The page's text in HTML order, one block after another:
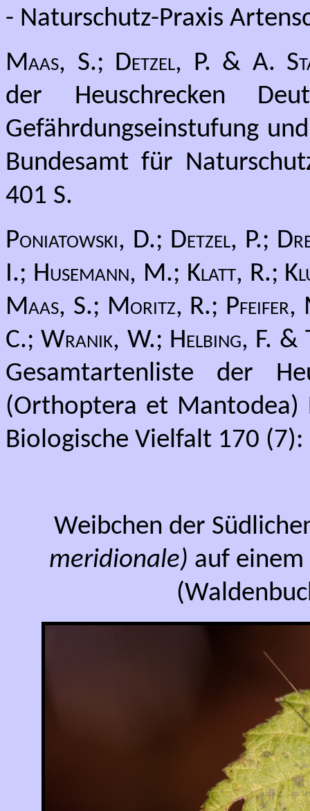
- Naturschutz-Praxis
Maas, S.; Detzel, P. & A.
der Heuschrecken
Gefährdungseinstufung
Bundesamt für
401 S.
Poniatowski, D.; Detzel, P.;
I.; Husemann, M.; Klatt, R.;
Maas, S.; Moritz, R.;
C.; Wranik, W.; Helbing, F. &
Gesamtartenliste der
(Orthoptera et Mantodea)
Biologische Vielfalt 170 (7):
Weibchen der
meridionale) auf